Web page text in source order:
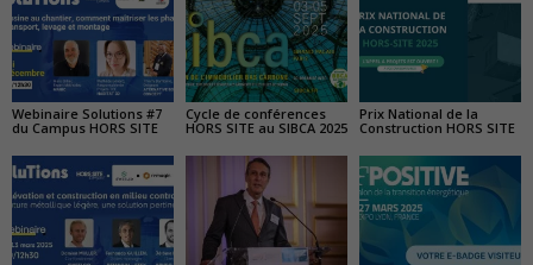
Webinaire Solutions #7
du Campus HORS SITE
Cycle de conférences
HORS SITE au SIBCA 2025
Prix National de la
Construction HORS SITE